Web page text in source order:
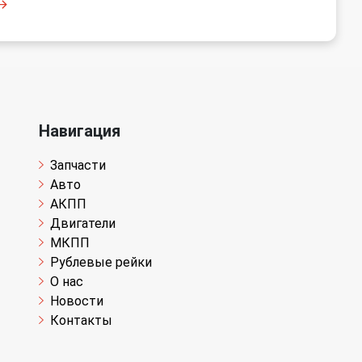
Навигация
Запчасти
Авто
АКПП
Двигатели
МКПП
Рублевые рейки
О нас
Новости
Контакты